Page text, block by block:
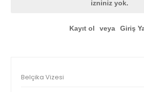
izniniz yok.
Kayıt ol veya Giriş
Belçika Vizesi